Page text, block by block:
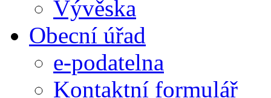
Vývěska
Obecní úřad
e-podatelna
Kontaktní formulář